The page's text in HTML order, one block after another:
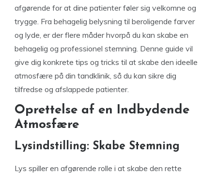
afgørende for at dine patienter føler sig velkomne og
trygge. Fra behagelig belysning til beroligende farver
og lyde, er der flere måder hvorpå du kan skabe en
behagelig og professionel stemning. Denne guide vil
give dig konkrete tips og tricks til at skabe den ideelle
atmosfære på din tandklinik, så du kan sikre dig
tilfredse og afslappede patienter.
Oprettelse af en Indbydende
Atmosfære
Lysindstilling: Skabe Stemning
Lys spiller en afgørende rolle i at skabe den rette